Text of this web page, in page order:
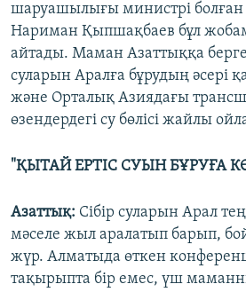
шаруашылығы министрі болған
Нариман Қыпшақбаев бұл
айтады. Маман Азаттыққа
суларын Аралға бұрудың әсері
және Орталық Азиядағы
өзендердегі су бөлісі жайлы
"ҚЫТАЙ ЕРТІС СУЫН БҰРУҒА
Азаттық: Сібір суларын Арал
мәселе жыл аралатып барып,
жүр. Алматыда өткен
тақырыпта бір емес, үш